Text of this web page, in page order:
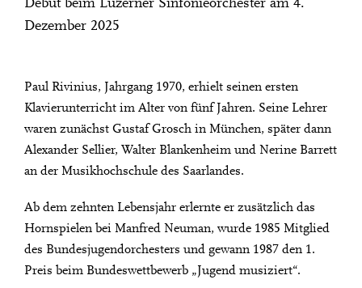
Debut beim Luzerner Sinfonieorchester am 4.
Dezember 2025
Paul Rivinius, Jahrgang 1970, erhielt seinen ersten
Klavierunterricht im Alter von fünf Jahren. Seine Lehrer
waren zunächst Gustaf Grosch in München, später dann
Alexander Sellier, Walter Blankenheim und Nerine Barrett
an der Musikhochschule des Saarlandes.
Ab dem zehnten Lebensjahr erlernte er zusätzlich das
Hornspielen bei Manfred Neuman, wurde 1985 Mitglied
des Bundesjugendorchesters und gewann 1987 den 1.
Preis beim Bundeswettbewerb „Jugend musiziert“.